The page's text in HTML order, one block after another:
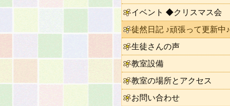
イベント ◆クリスマス会
徒然日記 ♪頑張って更新中♪
生徒さんの声
教室設備
教室の場所とアクセス
お問い合わせ